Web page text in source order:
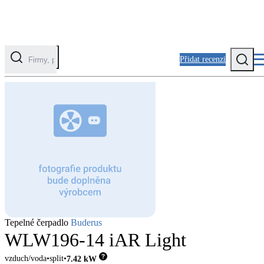
Přidat recenzi
Fotovoltaika
Solární ohřev vody
Tepelná čerpadla
Klimatizace pro vytápění
Zateplení
Obálka budovy
Tepelné čerpadlo Buderus
WLW196-14 iAR Light
vzduch/voda split 7.42 kW